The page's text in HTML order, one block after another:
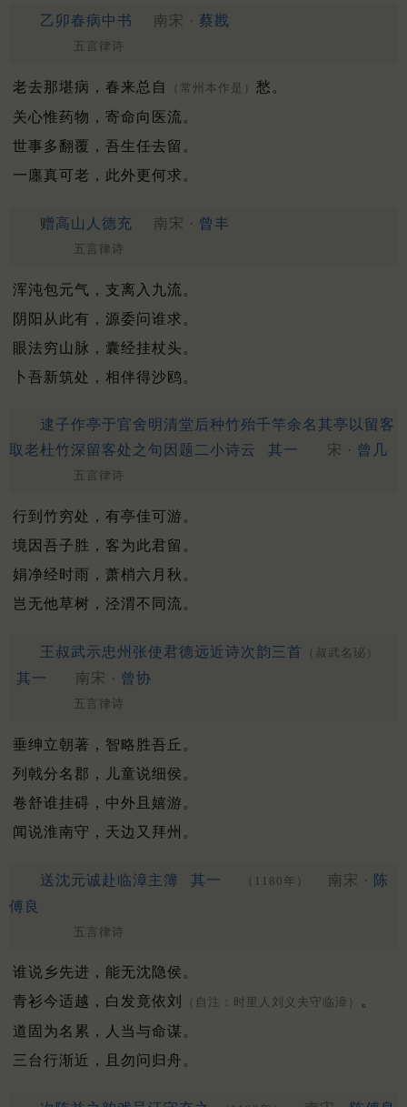
乙卯春病中书 南宋 · 蔡戡
五言律诗
老去那堪病，春来总自 （常州本作是） 愁。
关心惟药物，寄命向医流。
世事多翻覆，吾生任去留。
一廛真可老，此外更何求。
赠高山人德充 南宋 · 曾丰
五言律诗
浑沌包元气，支离入九流。
阴阳从此有，源委问谁求。
眼法穷山脉，囊经挂杖头。
卜吾新筑处，相伴得沙鸥。
逮子作亭于官舍明清堂后种竹殆千竿余名其亭以留客
取老杜竹深留客处之句因题二小诗云
其一 宋 · 曾几
五言律诗
行到竹穷处，有亭佳可游。
境因吾子胜，客为此君留。
娟净经时雨，萧梢六月秋。
岂无他草树，泾渭不同流。
王叔武示忠州张使君德远近诗次韵三首 （叔武名珌）
其一 南宋 · 曾协
五言律诗
垂绅立朝著，智略胜吾丘。
列戟分名郡，儿童说细侯。
卷舒谁挂碍，中外且嬉游。
闻说淮南守，天边又拜州。
送沈元诚赴临漳主簿 其一 （1180年） 南宋 · 陈
傅良
五言律诗
谁说乡先进，能无沈隐侯。
青衫今适越，白发竟依刘
（自注：时里人刘义夫守临漳） 。
道固为名累，人当与命谋。
三台行渐近，且勿问归舟。